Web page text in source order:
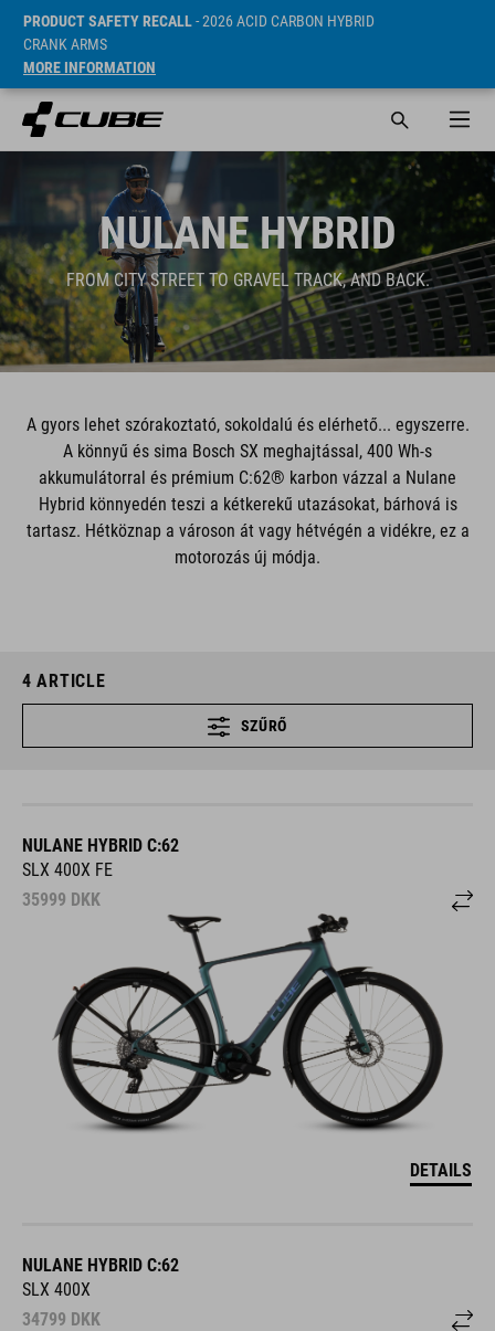
PRODUCT SAFETY RECALL- 2026 ACID CARBON HYBRID
CRANK ARMS
MORE INFORMATION
NULANE HYBRID
FROM CITY STREET TO GRAVEL TRACK, AND BACK.
A gyors lehet szórakoztató, sokoldalú és elérhető... egyszerre.
A könnyű és sima Bosch SX meghajtással, 400 Wh-s
akkumulátorral és prémium C:62® karbon vázzal a Nulane
Hybrid könnyedén teszi a kétkerekű utazásokat, bárhová is
tartasz. Hétköznap a városon át vagy hétvégén a vidékre, ez a
motorozás új módja.
4 ARTICLE
SZŰRŐ
NULANE HYBRID C:62
SLX 400X FE
35999 DKK
DETAILS
NULANE HYBRID C:62
SLX 400X
34799 DKK